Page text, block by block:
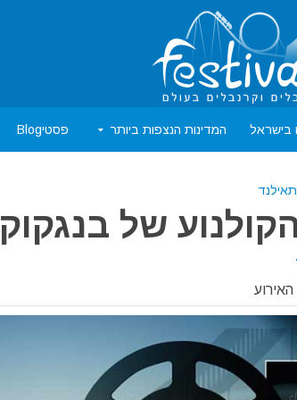
בישראל המדינות הנצפות ביותר פסטיBlog
תאילנד
של בנגקוק